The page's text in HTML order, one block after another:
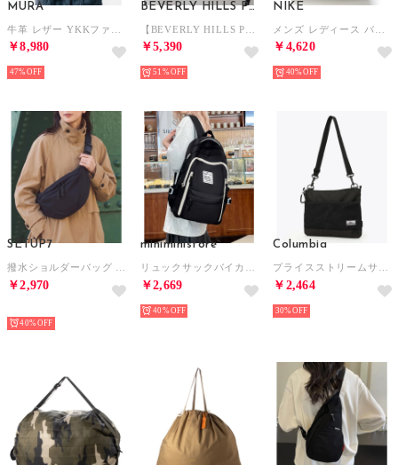
MURA
￥8,980
47%
BEVERLY HILLS POLO CLUB
￥5,390
51%
NIKE
￥4,620
40%
SETUP7
撥水ショルダーバッグ ボディバッグ ユニセックス SPD （ブラック）
￥2,970
40%
miniministore
リュックサックバイカラーデイバッグ大容量 （ブラック）
￥2,669
40%
Columbia
プライスストリームサコッシュ （Black）
￥2,464
30%